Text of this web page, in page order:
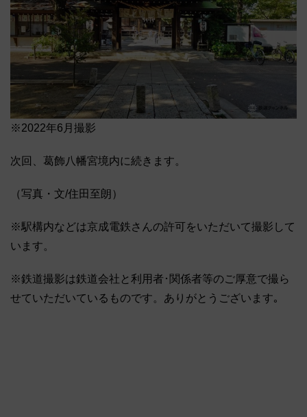
※2022年6月撮影
次回、葛飾八幡宮境内に続きます。
（写真・文/住田至朗）
※駅構内などは京成電鉄さんの許可をいただいて撮影して
います。
※鉄道撮影は鉄道会社と利用者･関係者等のご厚意で撮ら
せていただいているものです。ありがとうございます｡